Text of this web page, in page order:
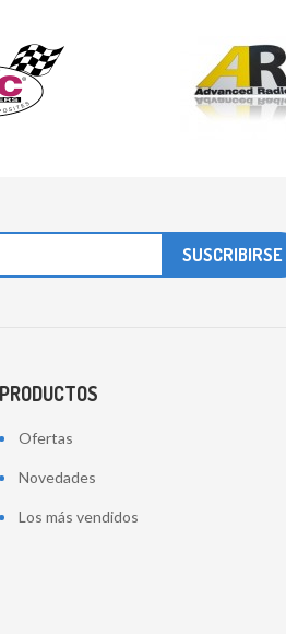
PRODUCTOS
Ofertas
Novedades
Los más vendidos